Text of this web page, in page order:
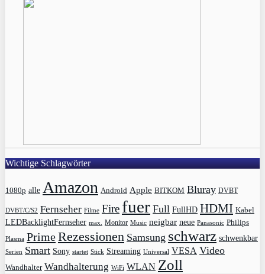
Wichtige Schlagwörter
1080p alle Amazon Android Apple BITKOM Bluray DVBT
DVBT/C/S2 Fernseher Filme Fire fuer Full FullHD HDMI Kabel
LEDBacklightFernseher max. Monitor Music neigbar neue Panasonic Philips
Plasma PrimeRezessionen Samsung schwarz schwenkbar
Serien Smart Sony startet Stick Streaming Universal VESA Video
Wandhalter Wandhalterung WiFi WLAN Zoll